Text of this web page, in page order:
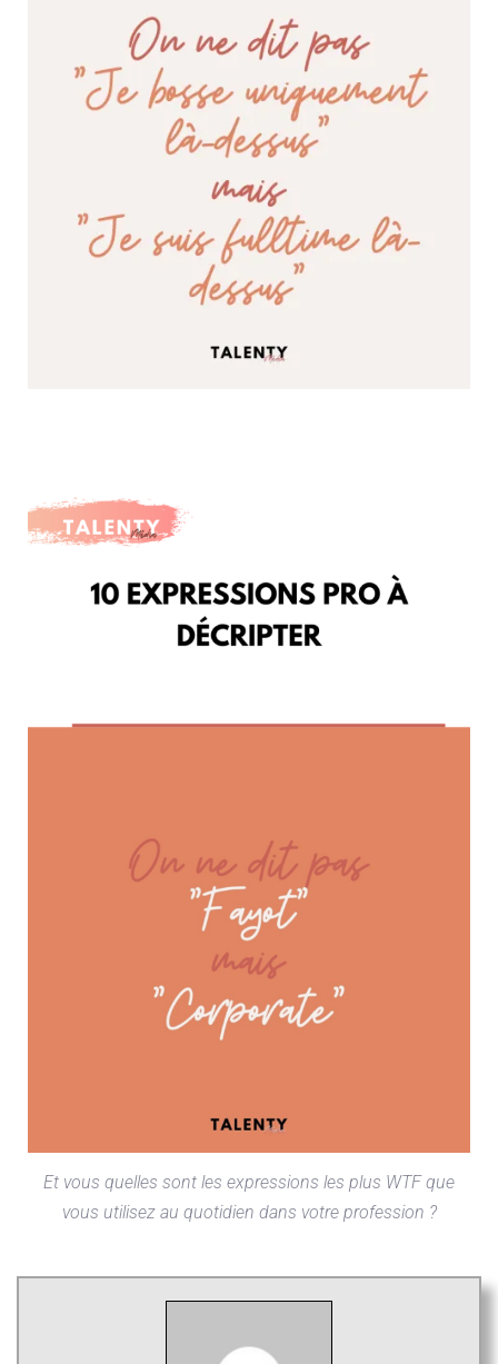
Et vous quelles sont les expressions les plus WTF que
vous utilisez au quotidien dans votre profession ?